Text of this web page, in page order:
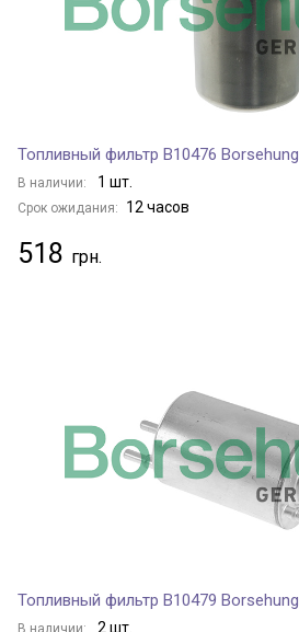
Топливный фильтр B10476 Borsehung
В наличии: 1 шт.
Срок ожидания: 12 часов
518
Топливный фильтр B10479 Borsehung
В наличии: 2 шт.